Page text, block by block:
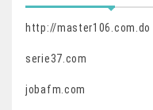
http://master106.com.do
serie37.com
jobafm.com